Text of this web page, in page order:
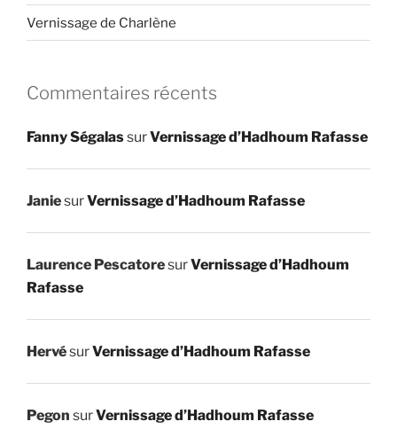
Vernissage de Charlène
Commentaires récents
Fanny SégalassurVernissage d’Hadhoum Rafasse
JaniesurVernissage d’Hadhoum Rafasse
Laurence PescatoresurVernissage d’Hadhoum
Rafasse
HervésurVernissage d’Hadhoum Rafasse
Pegon surVernissage d’Hadhoum Rafasse